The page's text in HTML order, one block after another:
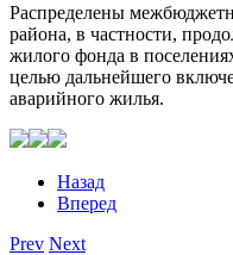
Распределены
района, в частности,
жилого фонда в
целью дальнейшего
аварийного жилья.
Назад
Вперед
Prev Next